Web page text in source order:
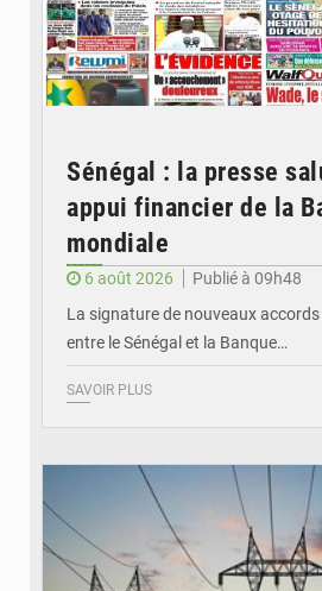
Sénégal : la presse
appui financier de la
mondiale
6 août 2026
Publié à 09h48
La signature de nouveaux
entre le Sénégal et la Banque…
SAVOIR PLUS